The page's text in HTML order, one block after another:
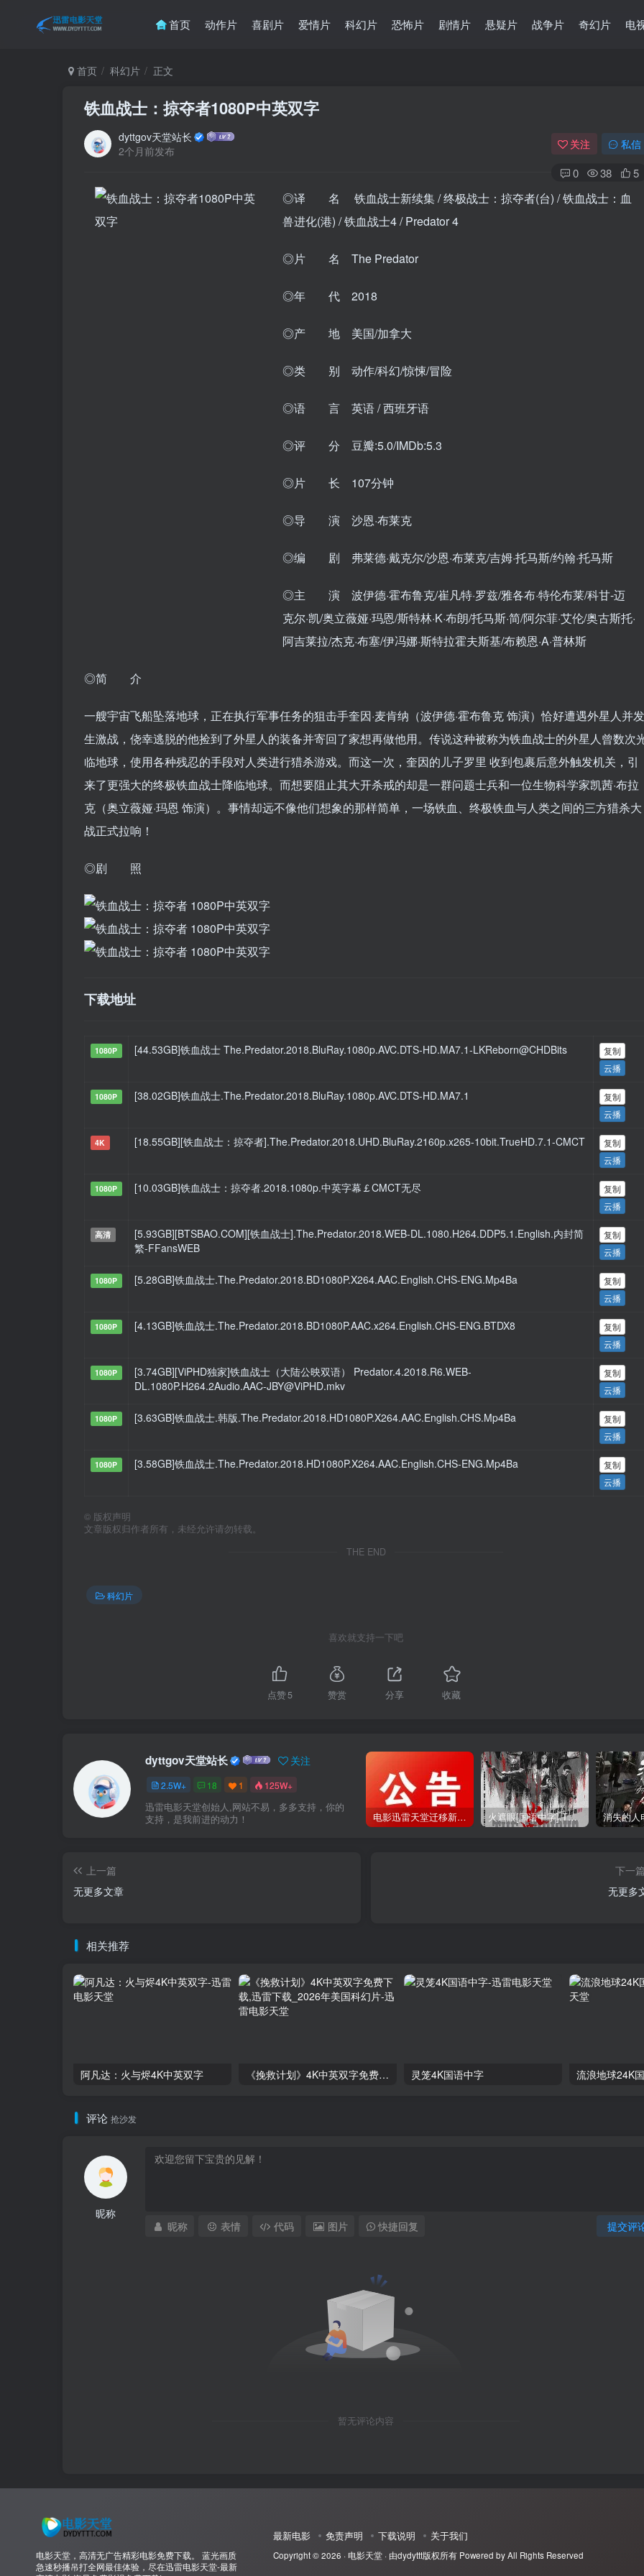
首页 动作片 喜剧片 爱情片 科幻片 恐怖片 剧情片 悬疑片 战争片 奇幻片 电
首页 科幻片 正文
铁血战士：掠夺者1080P中英双字
dyttgov天堂站长
2个月前发布
关注 私信
0 38 5
◎译 名 铁血战士新续集 / 终极战士：掠夺者(台) / 铁血战士：血
兽进化(港) / 铁血战士4 / Predator 4
◎片 名 The Predator
◎年 代 2018
◎产 地 美国/加拿大
◎类 别 动作/科幻/惊悚/冒险
◎语 言 英语 / 西班牙语
◎评 分 豆瓣:5.0/IMDb:5.3
◎片 长 107分钟
◎导 演 沙恩·布莱克
◎编 剧 弗莱德·戴克尔/沙恩·布莱克/吉姆·托马斯/约翰·托马斯
◎主 演 波伊德·霍布鲁克/崔凡特·罗兹/雅各布·特伦布莱/科甘-迈
克尔·凯/奥立薇娅·玛恩/斯特林·K·布朗/托马斯·简/阿尔菲·艾伦/奥古斯托·
阿吉莱拉/杰克·布塞/伊冯娜·斯特拉霍夫斯基/布赖恩·A·普林斯
◎简 介
一艘宇宙飞船坠落地球，正在执行军事任务的狙击手奎因·麦肯纳（波伊德·霍布鲁克 饰演）恰好遭遇外星人并发
生激战，侥幸逃脱的他捡到了外星人的装备并寄回了家想再做他用。传说这种被称为铁血战士的外星人曾数次
临地球，使用各种残忍的手段对人类进行猎杀游戏。而这一次，奎因的儿子罗里 收到包裹后意外触发机关，引
来了更强大的终极铁血战士降临地球。而想要阻止其大开杀戒的却是一群问题士兵和一位生物科学家凯茜·布拉
克（奥立薇娅·玛恩 饰演）。事情却远不像他们想象的那样简单，一场铁血、终极铁血与人类之间的三方猎杀大
战正式拉响！
◎剧 照
下载地址
1080P [44.53GB]铁血战士 The.Predator.2018.BluRay.1080p.AVC.DTS-HD.MA7.1-LKReborn@CHDBits
复制
云播
1080P [38.02GB]铁血战士.The.Predator.2018.BluRay.1080p.AVC.DTS-HD.MA7.1
复制
云播
4K [18.55GB][铁血战士：掠夺者].The.Predator.2018.UHD.BluRay.2160p.x265-10bit.TrueHD.7.1-CMCT
复制
云播
1080P [10.03GB]铁血战士：掠夺者.2018.1080p.中英字幕￡CMCT无尽
复制
云播
高清
[5.93GB][BTSBAO.COM][铁血战士].The.Predator.2018.WEB-DL.1080.H264.DDP5.1.English.内封简
繁-FFansWEB
复制
云播
1080P [5.28GB]铁血战士.The.Predator.2018.BD1080P.X264.AAC.English.CHS-ENG.Mp4Ba
复制
云播
1080P [4.13GB]铁血战士.The.Predator.2018.BD1080P.AAC.x264.English.CHS-ENG.BTDX8
复制
云播
1080P
[3.74GB][ViPHD独家]铁血战士（大陆公映双语） Predator.4.2018.R6.WEB-
DL.1080P.H264.2Audio.AAC-JBY@ViPHD.mkv
复制
云播
1080P [3.63GB]铁血战士.韩版.The.Predator.2018.HD1080P.X264.AAC.English.CHS.Mp4Ba
复制
云播
1080P [3.58GB]铁血战士.The.Predator.2018.HD1080P.X264.AAC.English.CHS-ENG.Mp4Ba
复制
云播
© 版权声明
文章版权归作者所有，未经允许请勿转载。
THE END
科幻片
喜欢就支持一下吧
点赞5 赞赏 分享 收藏
dyttgov天堂站长 关注
2.5W+ 18 1 125W+
迅雷电影天堂创始人,网站不易，多多支持，你的
支持，是我前进的动力！
电影迅雷天堂迁移新服务器,正常更新，维护完毕! 火遮眼[国语中字].The.Furious.2026.1080p+2160p高清下载
上一篇
无更多文章
下一篇
无更多
相关推荐
阿凡达：火与烬4K中英双字 《挽救计划》4K中英双字免费下载,迅雷下载_2026年美国科幻片 灵笼4K国语中字 流浪地球24K国
评论 抢沙发
昵称
提交评
昵称 表情 代码 图片 快捷回复
暂无评论内容
电影天堂，高清无广告精彩电影免费下载。 蓝光画质
急速秒播吊打全网最佳体验，尽在迅雷电影天堂-最新
最新电影 免责声明 下载说明 关于我们
Copyright © 2026 · 电影天堂 · 由dydyttt版权所有 Powered by All Rights Reserved